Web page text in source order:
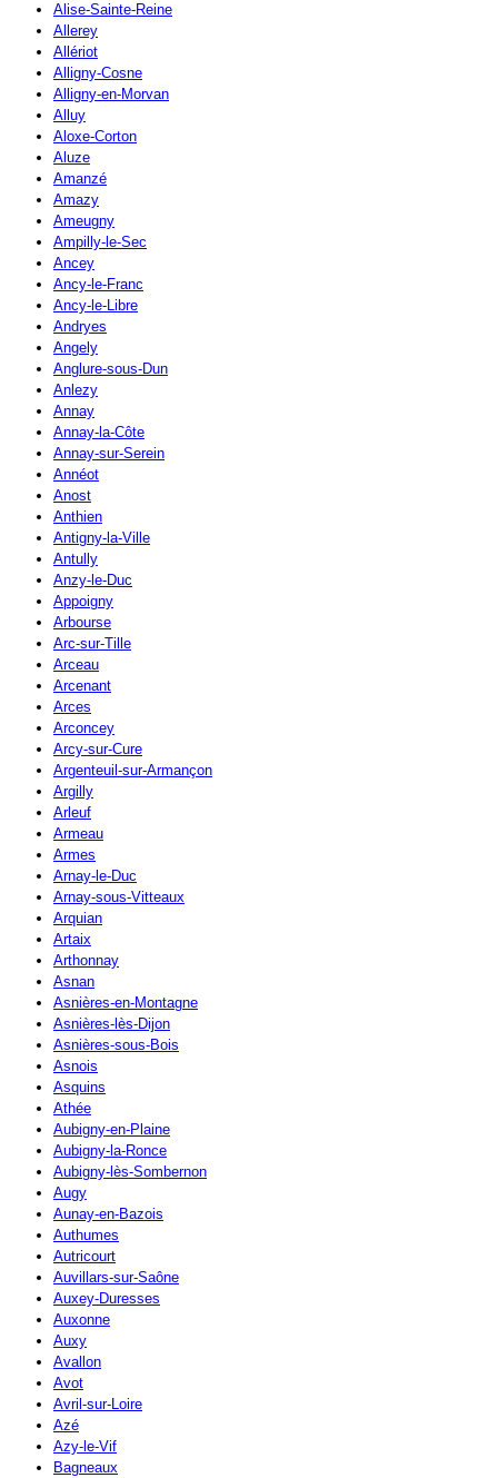
Alise-Sainte-Reine
Allerey
Allériot
Alligny-Cosne
Alligny-en-Morvan
Alluy
Aloxe-Corton
Aluze
Amanzé
Amazy
Ameugny
Ampilly-le-Sec
Ancey
Ancy-le-Franc
Ancy-le-Libre
Andryes
Angely
Anglure-sous-Dun
Anlezy
Annay
Annay-la-Côte
Annay-sur-Serein
Annéot
Anost
Anthien
Antigny-la-Ville
Antully
Anzy-le-Duc
Appoigny
Arbourse
Arc-sur-Tille
Arceau
Arcenant
Arces
Arconcey
Arcy-sur-Cure
Argenteuil-sur-Armançon
Argilly
Arleuf
Armeau
Armes
Arnay-le-Duc
Arnay-sous-Vitteaux
Arquian
Artaix
Arthonnay
Asnan
Asnières-en-Montagne
Asnières-lès-Dijon
Asnières-sous-Bois
Asnois
Asquins
Athée
Aubigny-en-Plaine
Aubigny-la-Ronce
Aubigny-lès-Sombernon
Augy
Aunay-en-Bazois
Authumes
Autricourt
Auvillars-sur-Saône
Auxey-Duresses
Auxonne
Auxy
Avallon
Avot
Avril-sur-Loire
Azé
Azy-le-Vif
Bagneaux